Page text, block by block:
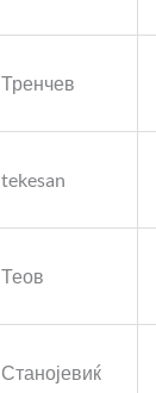
Тренчев
tekesan
Теов
Станојевиќ